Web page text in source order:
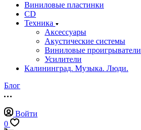
Виниловые пластинки
CD
Техника
Аксессуары
Акустические системы
Виниловые проигрыватели
Усилители
Калининград. Музыка. Люди.
Блог
Войти
0